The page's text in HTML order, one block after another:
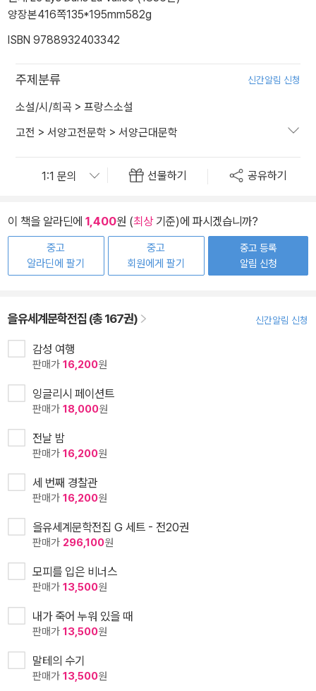
양장본416쪽135*195mm582g
ISBN 9788932403342
주제분류 신간알림 신청
소설/시/희곡 > 프랑스소설
고전 > 서양고전문학 > 서양근대문학
선물하기 공유하기
이 책을 알라딘에 1,400원 (최상기준)에 파시겠습니까?
중고
알라딘에 팔기
중고
회원에게 팔기
중고 등록
알림 신청
을유세계문학전집 (총 167권) 신간알림 신청
감성 여행
판매가 16,200원
잉글리시 페이션트
판매가 18,000원
전날 밤
판매가 16,200원
세 번째 경찰관
판매가 16,200원
을유세계문학전집 G 세트 - 전20권
판매가 296,100원
모피를 입은 비너스
판매가 13,500원
내가 죽어 누워 있을 때
판매가 13,500원
말테의 수기
판매가 13,500원